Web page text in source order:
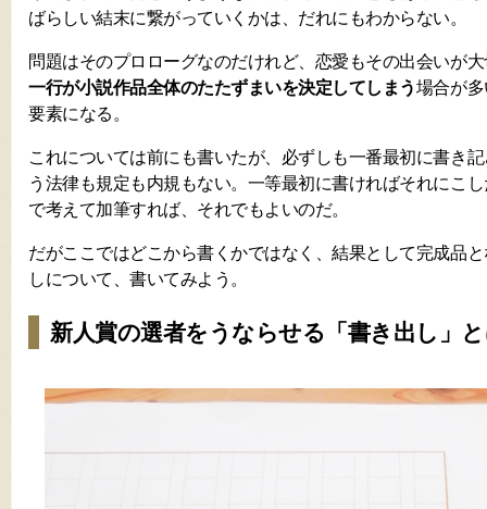
ばらしい結末に繋がっていくかは、だれにもわからない。
問題はそのプロローグなのだけれど、恋愛もその出会いが
一行が小説作品全体のたたずまいを決定してしまう場合が
要素になる。
これについては前にも書いたが、必ずしも一番最初に書き
う法律も規定も内規もない。一等最初に書ければそれにこ
で考えて加筆すれば、それでもよいのだ。
だがここではどこから書くかではなく、結果として完成品
しについて、書いてみよう。
新人賞の選者をうならせる「書き出し」